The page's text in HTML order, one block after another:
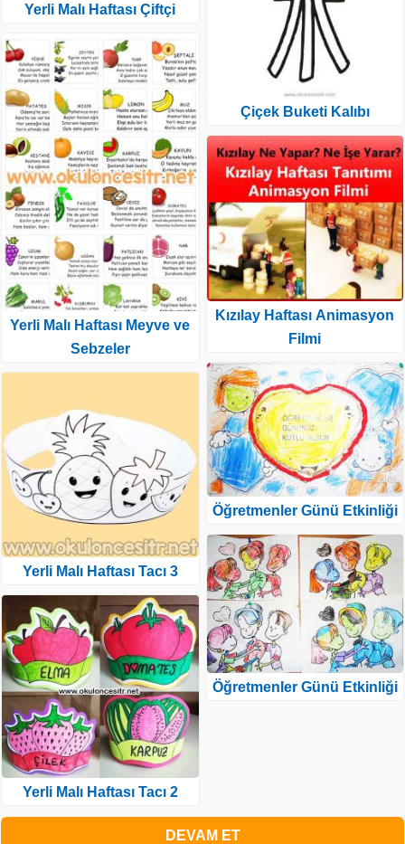
Yerli Malı Haftası Çiftçi
Yerli Malı Haftası Meyve ve
Sebzeler
Yerli Malı Haftası Tacı 3
Yerli Malı Haftası Tacı 2
Çiçek Buketi Kalıbı
Kızılay Haftası Animasyon
Filmi
Öğretmenler Günü Etkinliği
Öğretmenler Günü Etkinliği
DEVAM ET